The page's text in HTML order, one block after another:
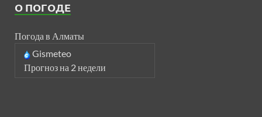
О ПОГОДЕ
Погода в Алматы
Gismeteo
Прогноз на 2 недели